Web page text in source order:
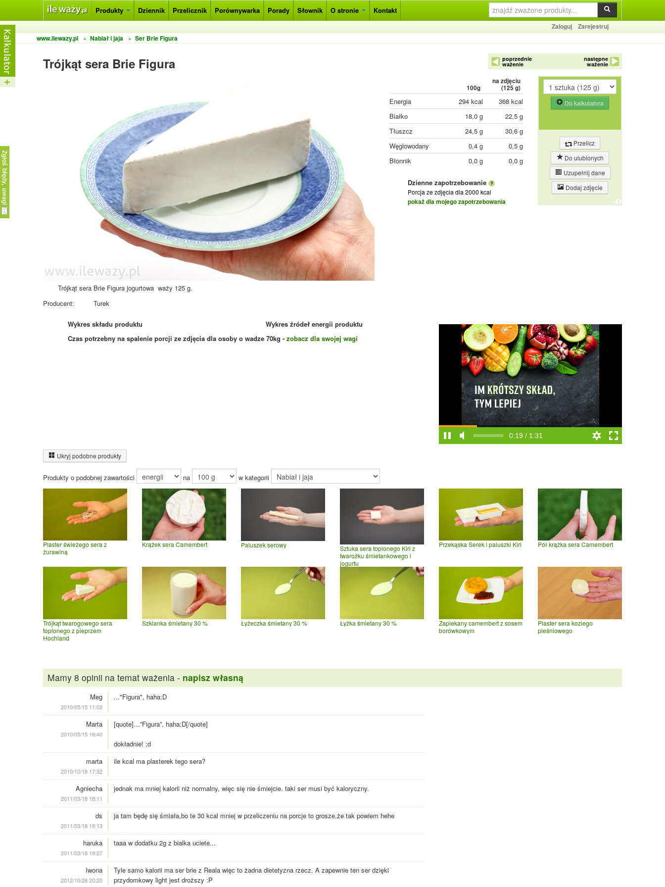
Produkty Dziennik Przelicznik Porównywarka Porady Słownik O stronie Kontakt
Zaloguj
Zarejestruj
www.ilewazy.pl
» Nabiał i jaja » Ser Brie Figura
Trójkąt sera Brie Figura poprzednie
ważenie
następne
ważenie
Trójkąt sera Brie Figura jogurtowa waży 125 g.
100g
na zdjęciu
(125 g)
Energia 294 kcal
368 kcal
Białko
18,0 g
22,5 g
Tłuszcz
24,5 g
30,6 g
Węglowodany
0,4 g
0,5 g
Błonnik
0,0 g 0,0 g
Dzienne zapotrzebowanie
Porcja ze zdjęcia dla 2000 kcal
pokaż dla mojego zapotrzebowania
Do kalkulatora
Przelicz
Do ulubionych
Uzupełnij dane
Dodaj zdjęcie
Producent: Turek
Wykres składu produktu
Wykres źródeł energii produktu
Czas potrzebny na spalenie porcji ze zdjęcia dla osoby o wadze 70kg - zobacz dla swojej wagi
0:19 / 1:31
Ukryj podobne produkty
Produkty o podobnej zawartości na w kategorii
Plaster świeżego sera z
żurawiną
Krążek sera Camembert Paluszek serowy
Sztuka sera topionego Kiri z
twarożku śmietankowego i
jogurtu
Przekąska Serek i paluszki Kiri Pół krążka sera Camembert
Trójkąt twarogowego sera
topionego z pieprzem
Hochland
Szklanka śmietany 30 % Łyżeczka śmietany 30 % Łyżka śmietany 30 %
Zapiekany camembert z sosem
borówkowym
Plaster sera koziego
pleśniowego
Mamy 8 opinii na temat ważenia - napisz własną
Meg
2010/05/15 11:02
..."Figura", haha:D
Marta
2010/05/15 16:40
[quote]…”Figura”, haha:D[/quote]
dokładnie! ;d
marta
2010/10/18 17:32
ile kcal ma plasterek tego sera?
Agniecha
2011/03/18 18:11
jednak ma mniej kalorii niż normalny, więc się nie śmiejcie. taki ser musi być kaloryczny.
ds
2011/03/18 19:13
ja tam będę się śmiała,bo te 30 kcal mniej w przeliczeniu na porcje to grosze,że tak powiem hehe
haruka
2011/03/18 19:27
taaa w dodatku 2g z bialka uciete...
Iwona
2012/10/28 20:20
Tyle samo kalorii ma ser brie z Reala więc to żadna dietetyzna rzecz. A zapewnie ten ser dzięki
przydomkowy light jest droższy :P